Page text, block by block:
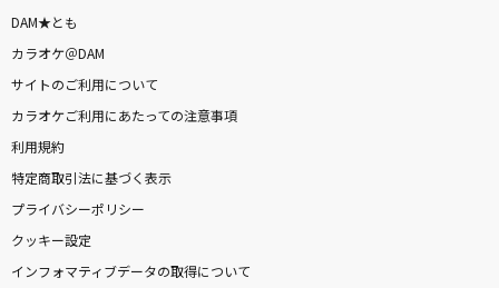
DAM★とも
カラオケ＠DAM
サイトのご利用について
カラオケご利用にあたっての注意事項
利用規約
特定商取引法に基づく表示
プライバシーポリシー
クッキー設定
インフォマティブデータの取得について